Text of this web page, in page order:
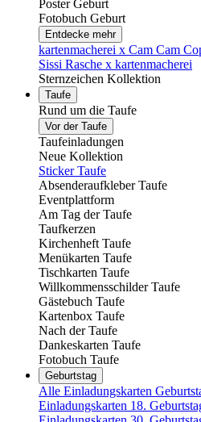
Poster Geburt
Fotobuch Geburt
Entdecke mehr
kartenmacherei x Cam Cam
Sissi Rasche x kartenmacherei
Sternzeichen Kollektion
Taufe
Rund um die Taufe
Vor der Taufe
Taufeinladungen
Neue Kollektion
Sticker Taufe
Absenderaufkleber Taufe
Eventplattform
Am Tag der Taufe
Taufkerzen
Kirchenheft Taufe
Menükarten Taufe
Tischkarten Taufe
Willkommensschilder Taufe
Gästebuch Taufe
Kartenbox Taufe
Nach der Taufe
Dankeskarten Taufe
Fotobuch Taufe
Geburtstag
Alle Einladungskarten
Einladungskarten 18.